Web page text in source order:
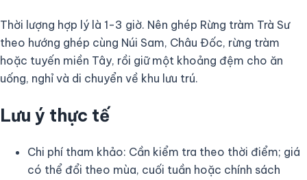
Thời lượng hợp lý là 1-3 giờ. Nên ghép Rừng tràm Trà Sư
theo hướng ghép cùng Núi Sam, Châu Đốc, rừng tràm
hoặc tuyến miền Tây, rồi giữ một khoảng đệm cho ăn
uống, nghỉ và di chuyển về khu lưu trú.
Lưu ý thực tế
Chi phí tham khảo: Cần kiểm tra theo thời điểm; giá
có thể đổi theo mùa, cuối tuần hoặc chính sách